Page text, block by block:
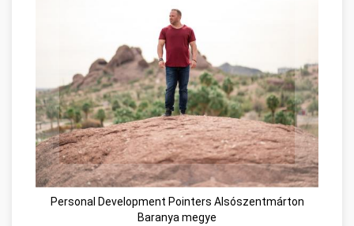
Personal Development Pointers Alsószentmárton
Baranya megye